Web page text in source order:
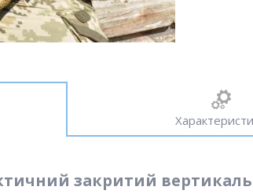
закритий